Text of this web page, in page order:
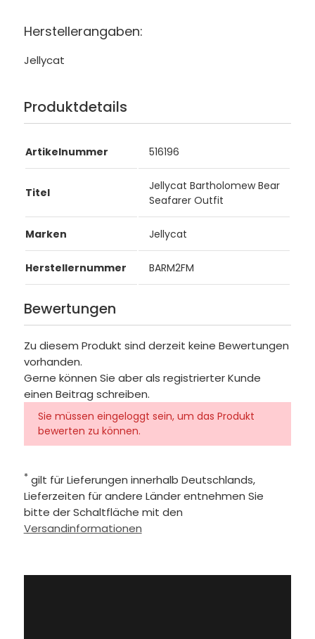
Herstellerangaben:
Jellycat
Produktdetails
Artikelnummer 516196
Titel
Jellycat Bartholomew Bear
Seafarer Outfit
Marken Jellycat
Herstellernummer BARM2FM
Bewertungen
Zu diesem Produkt sind derzeit keine Bewertungen
vorhanden.
Gerne können Sie aber als registrierter Kunde
einen Beitrag schreiben.
Sie müssen eingeloggt sein, um das Produkt
bewerten zu können.
* gilt für Lieferungen innerhalb Deutschlands,
Lieferzeiten für andere Länder entnehmen Sie
bitte der Schaltfläche mit den
Versandinformationen